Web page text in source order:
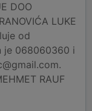
DOO
LUKE
od
je 068060360 i
RAUF